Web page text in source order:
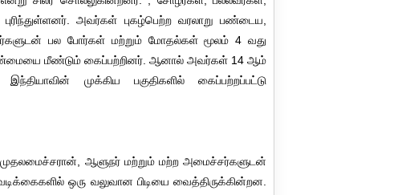
அவர்கள் புகழ்பெற்ற வரலாறு பண்டைய,
பல போர்கள் மற்றும் மோதல்கள் மூலம் 4 வது
மீண்டும் கைப்பற்றினர். ஆனால் அவர்கள் 14 ஆம்
முக்கிய பகுதிகளில் கைப்பற்றப்பட்டு
முதலமைச்சரான், ஆளுநர் மற்றும் மற்ற அமைச்சர்களுடன்
ஒரு வலுவான பிடியை வைத்திருக்கின்றன.